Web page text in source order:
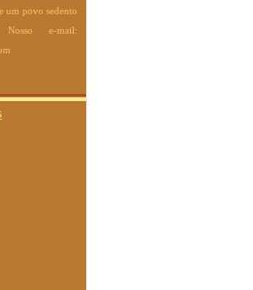
um povo sedento
e-mail: